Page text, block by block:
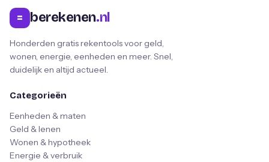
= berekenen.nl
Honderden gratis rekentools voor geld,
wonen, energie, eenheden en meer. Snel,
duidelijk en altijd actueel.
Categorieën
Eenheden & maten
Geld & lenen
Wonen & hypotheek
Energie & verbruik